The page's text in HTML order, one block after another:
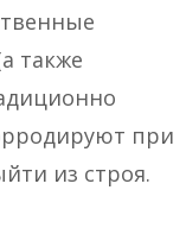
также
при
из строя.